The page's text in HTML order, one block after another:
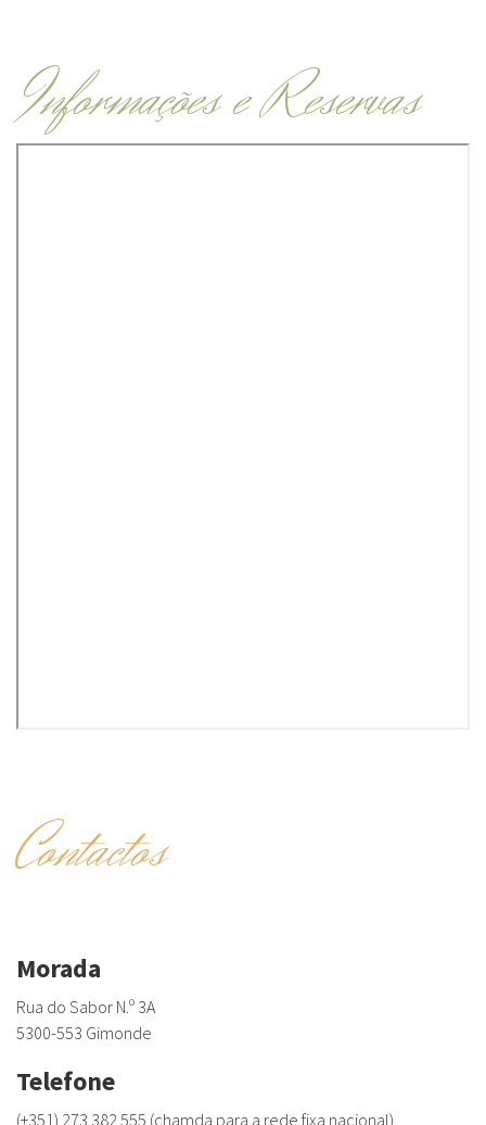
Informações e Reservas
Contactos
Morada
Rua do Sabor N.º 3A
5300-553 Gimonde
Telefone
(+351) 273 382 555 (chamda para a rede fixa nacional)